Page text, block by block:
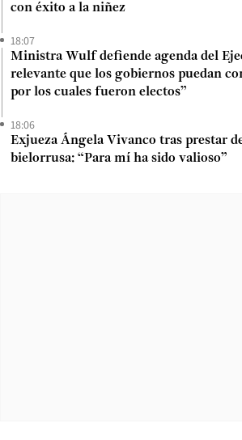
con éxito a la niñez
18:07
Ministra Wulf defiende agenda del
relevante que los gobiernos puedan
por los cuales fueron electos”
18:06
Exjueza Ángela Vivanco tras prestar
bielorrusa: “Para mí ha sido valioso”